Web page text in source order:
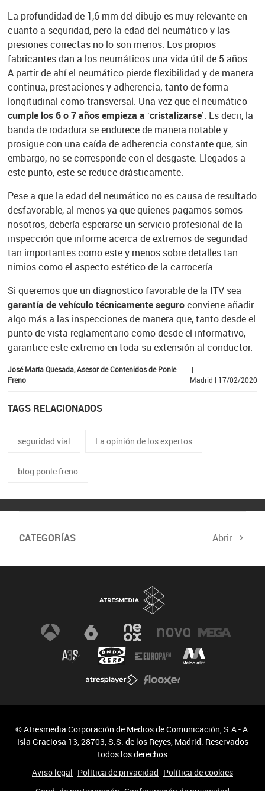
La profundidad de 1,6 mm del dibujo es muy relevante en
cuanto a seguridad, pero la edad del neumático y las
presiones correctas no lo son menos. Los propios
fabricantes dan a los neumáticos una vida útil de 5 años.
A partir de ahí el neumático pierde flexibilidad y de manera
continua, prestaciones y adherencia; tanto de forma
longitudinal como transversal. Una vez que el neumático
cumple los 6 o 7 años empieza a ‘cristalizarse’. Es decir, la
banda de rodadura se endurece de manera notable y
prosigue con una caída de adherencia constante que, sin
embargo, no se corresponde con el desgaste. Llegados a
este punto, este se reduce drásticamente.
Pese a que la edad del neumático no es causa de resultado
desfavorable, al menos ya que quienes pagamos somos
nosotros, debería esperarse un servicio profesional de la
inspección que informe acerca de extremos de seguridad
tan importantes como este y menos sobre detalles tan
nimios como el aspecto estético de la carrocería.
Si queremos que un diagnostico favorable de la ITV sea
garantía de vehículo técnicamente seguroconviene añadir
algo más a las inspecciones de manera que, tanto desde el
punto de vista reglamentario como desde el informativo,
garantice este extremo en toda su extensión al conductor.
José María Quesada, Asesor de Contenidos de Ponle
Freno
|
Madrid | 17/02/2020
TAGS RELACIONADOS
seguridad vial La opinión de los expertos
blog ponle freno
CATEGORÍAS Abrir
© Atresmedia Corporación de Medios de Comunicación, S.A - A.
Isla Graciosa 13, 28703, S.S. de los Reyes, Madrid. Reservados
todos los derechos
Aviso legal Política de privacidad Política de cookies